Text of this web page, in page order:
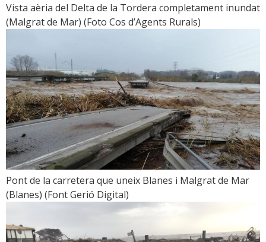
Vista aèria del Delta de la Tordera completament inundat
(Malgrat de Mar) (Foto Cos d’Agents Rurals)
Pont de la carretera que uneix Blanes i Malgrat de Mar
(Blanes) (Font Gerió Digital)